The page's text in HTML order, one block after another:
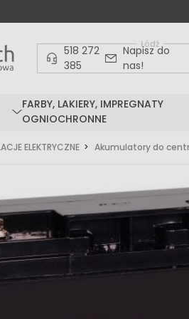
Łódź
518 272
385
Napisz do
nas!
FARBY, LAKIERY, IMPREGNATY
OGNIOCHRONNE
ELEKTRYCZNE Akumulatory do